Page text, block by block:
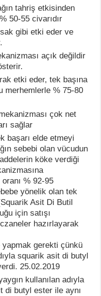
tahriş etkisinden
50-55 civarıdır
gibi etki eder ve
açık değildir
etki eder, tek başına
merhemlerle % 75-80
çok net
sağlar
başarı elde etmeyi
sebebi olan vücudun
köke verdiği
% 92-95
yönelik olan tek
Asit Di Butil
için satışı
hazırlayarak
yapmak gerekti çünkü
squarik asit di butyl
25.02.2019
kullanılan adıyla
di butyl ester ile aynı